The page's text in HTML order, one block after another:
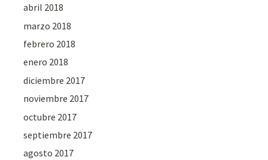
abril 2018
marzo 2018
febrero 2018
enero 2018
diciembre 2017
noviembre 2017
octubre 2017
septiembre 2017
agosto 2017